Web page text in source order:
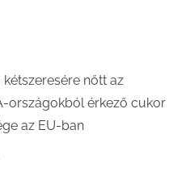
kétszeresére nőtt az
országokból érkező cukor
az EU-ban